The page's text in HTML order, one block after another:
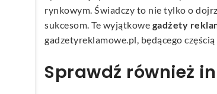
rynkowym. Świadczy to nie tylko o
sukcesom. Te wyjątkowe gadżety
gadzetyreklamowe.pl, będącego
Sprawdź również